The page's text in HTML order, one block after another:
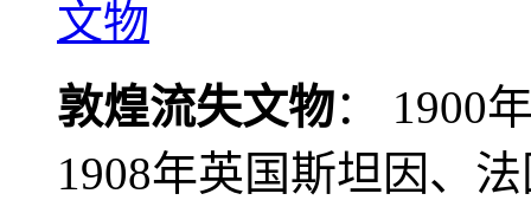
敦煌流失文物： 1900
1908年英国斯坦因、